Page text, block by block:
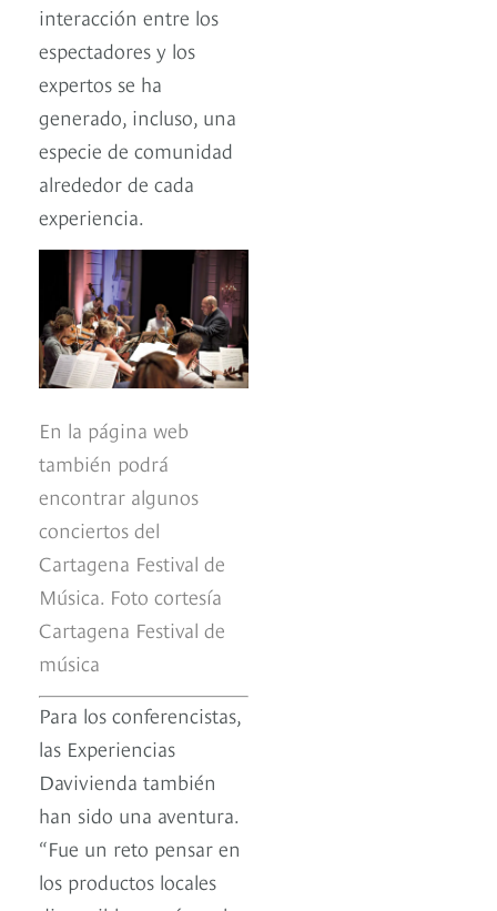
interacción entre los
espectadores y los
expertos se ha
generado, incluso, una
especie de comunidad
alrededor de cada
experiencia.
En la página web
también podrá
encontrar algunos
conciertos del
Cartagena Festival de
Música. Foto cortesía
Cartagena Festival de
música
Para los conferencistas,
las Experiencias
Davivienda también
han sido una aventura.
“Fue un reto pensar en
los productos locales